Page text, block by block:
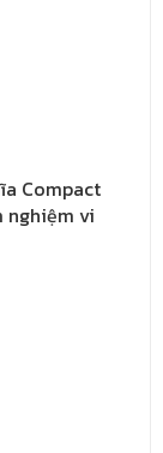
Compact
nghiệm vi